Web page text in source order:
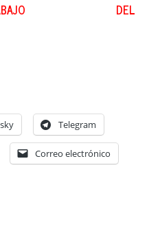
DEL
Telegram
Correo electrónico